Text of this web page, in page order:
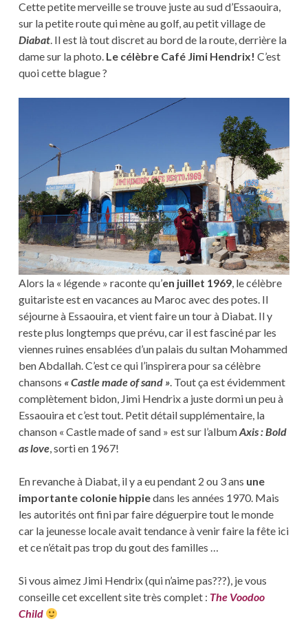
Cette petite merveille se trouve juste au sud d’Essaouira,
sur la petite route qui mène au golf, au petit village de
Diabat. Il est là tout discret au bord de la route, derrière la
dame sur la photo. Le célèbre Café Jimi Hendrix! C’est
quoi cette blague ?
Alors la « légende » raconte qu’en juillet 1969, le célèbre
guitariste est en vacances au Maroc avec des potes. Il
séjourne à Essaouira, et vient faire un tour à Diabat. Il y
reste plus longtemps que prévu, car il est fasciné par les
viennes ruines ensablées d’un palais du sultan Mohammed
ben Abdallah. C’est ce qui l’inspirera pour sa célèbre
chansons « Castle made of sand ». Tout ça est évidemment
complètement bidon, Jimi Hendrix a juste dormi un peu à
Essaouira et c’est tout. Petit détail supplémentaire, la
chanson « Castle made of sand » est sur l’albumAxis : Bold
as love, sorti en 1967!
En revanche à Diabat, il y a eu pendant 2 ou 3 ans une
importante colonie hippiedans les années 1970. Mais
les autorités ont fini par faire déguerpire tout le monde
car la jeunesse locale avait tendance à venir faire la fête ici
et ce n’était pas trop du gout des familles …
Si vous aimez Jimi Hendrix (qui n’aime pas???), je vous
conseille cet excellent site très complet : The Voodoo
Child